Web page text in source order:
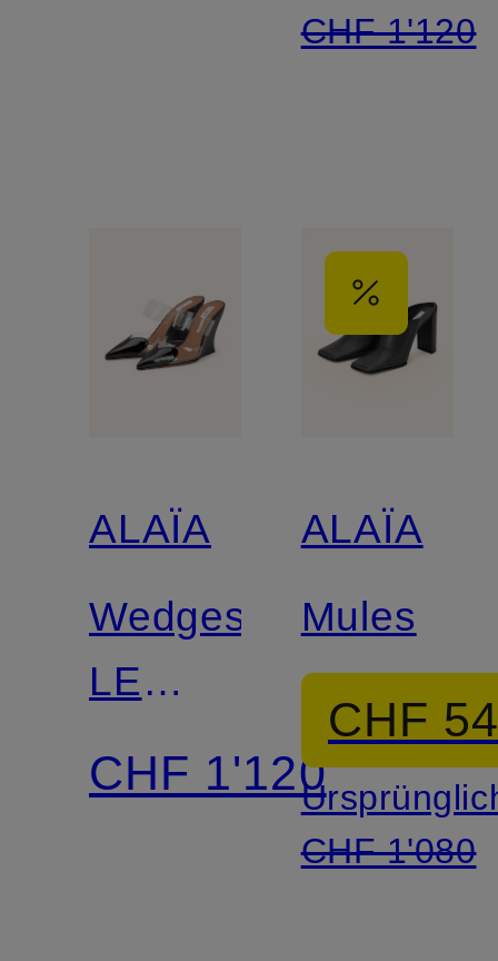
CHF 1'120
ALAÏA
Wedges
LE
CŒUR
CHF 1'120
ALAÏA
Mules
CHF
CHF 1'080